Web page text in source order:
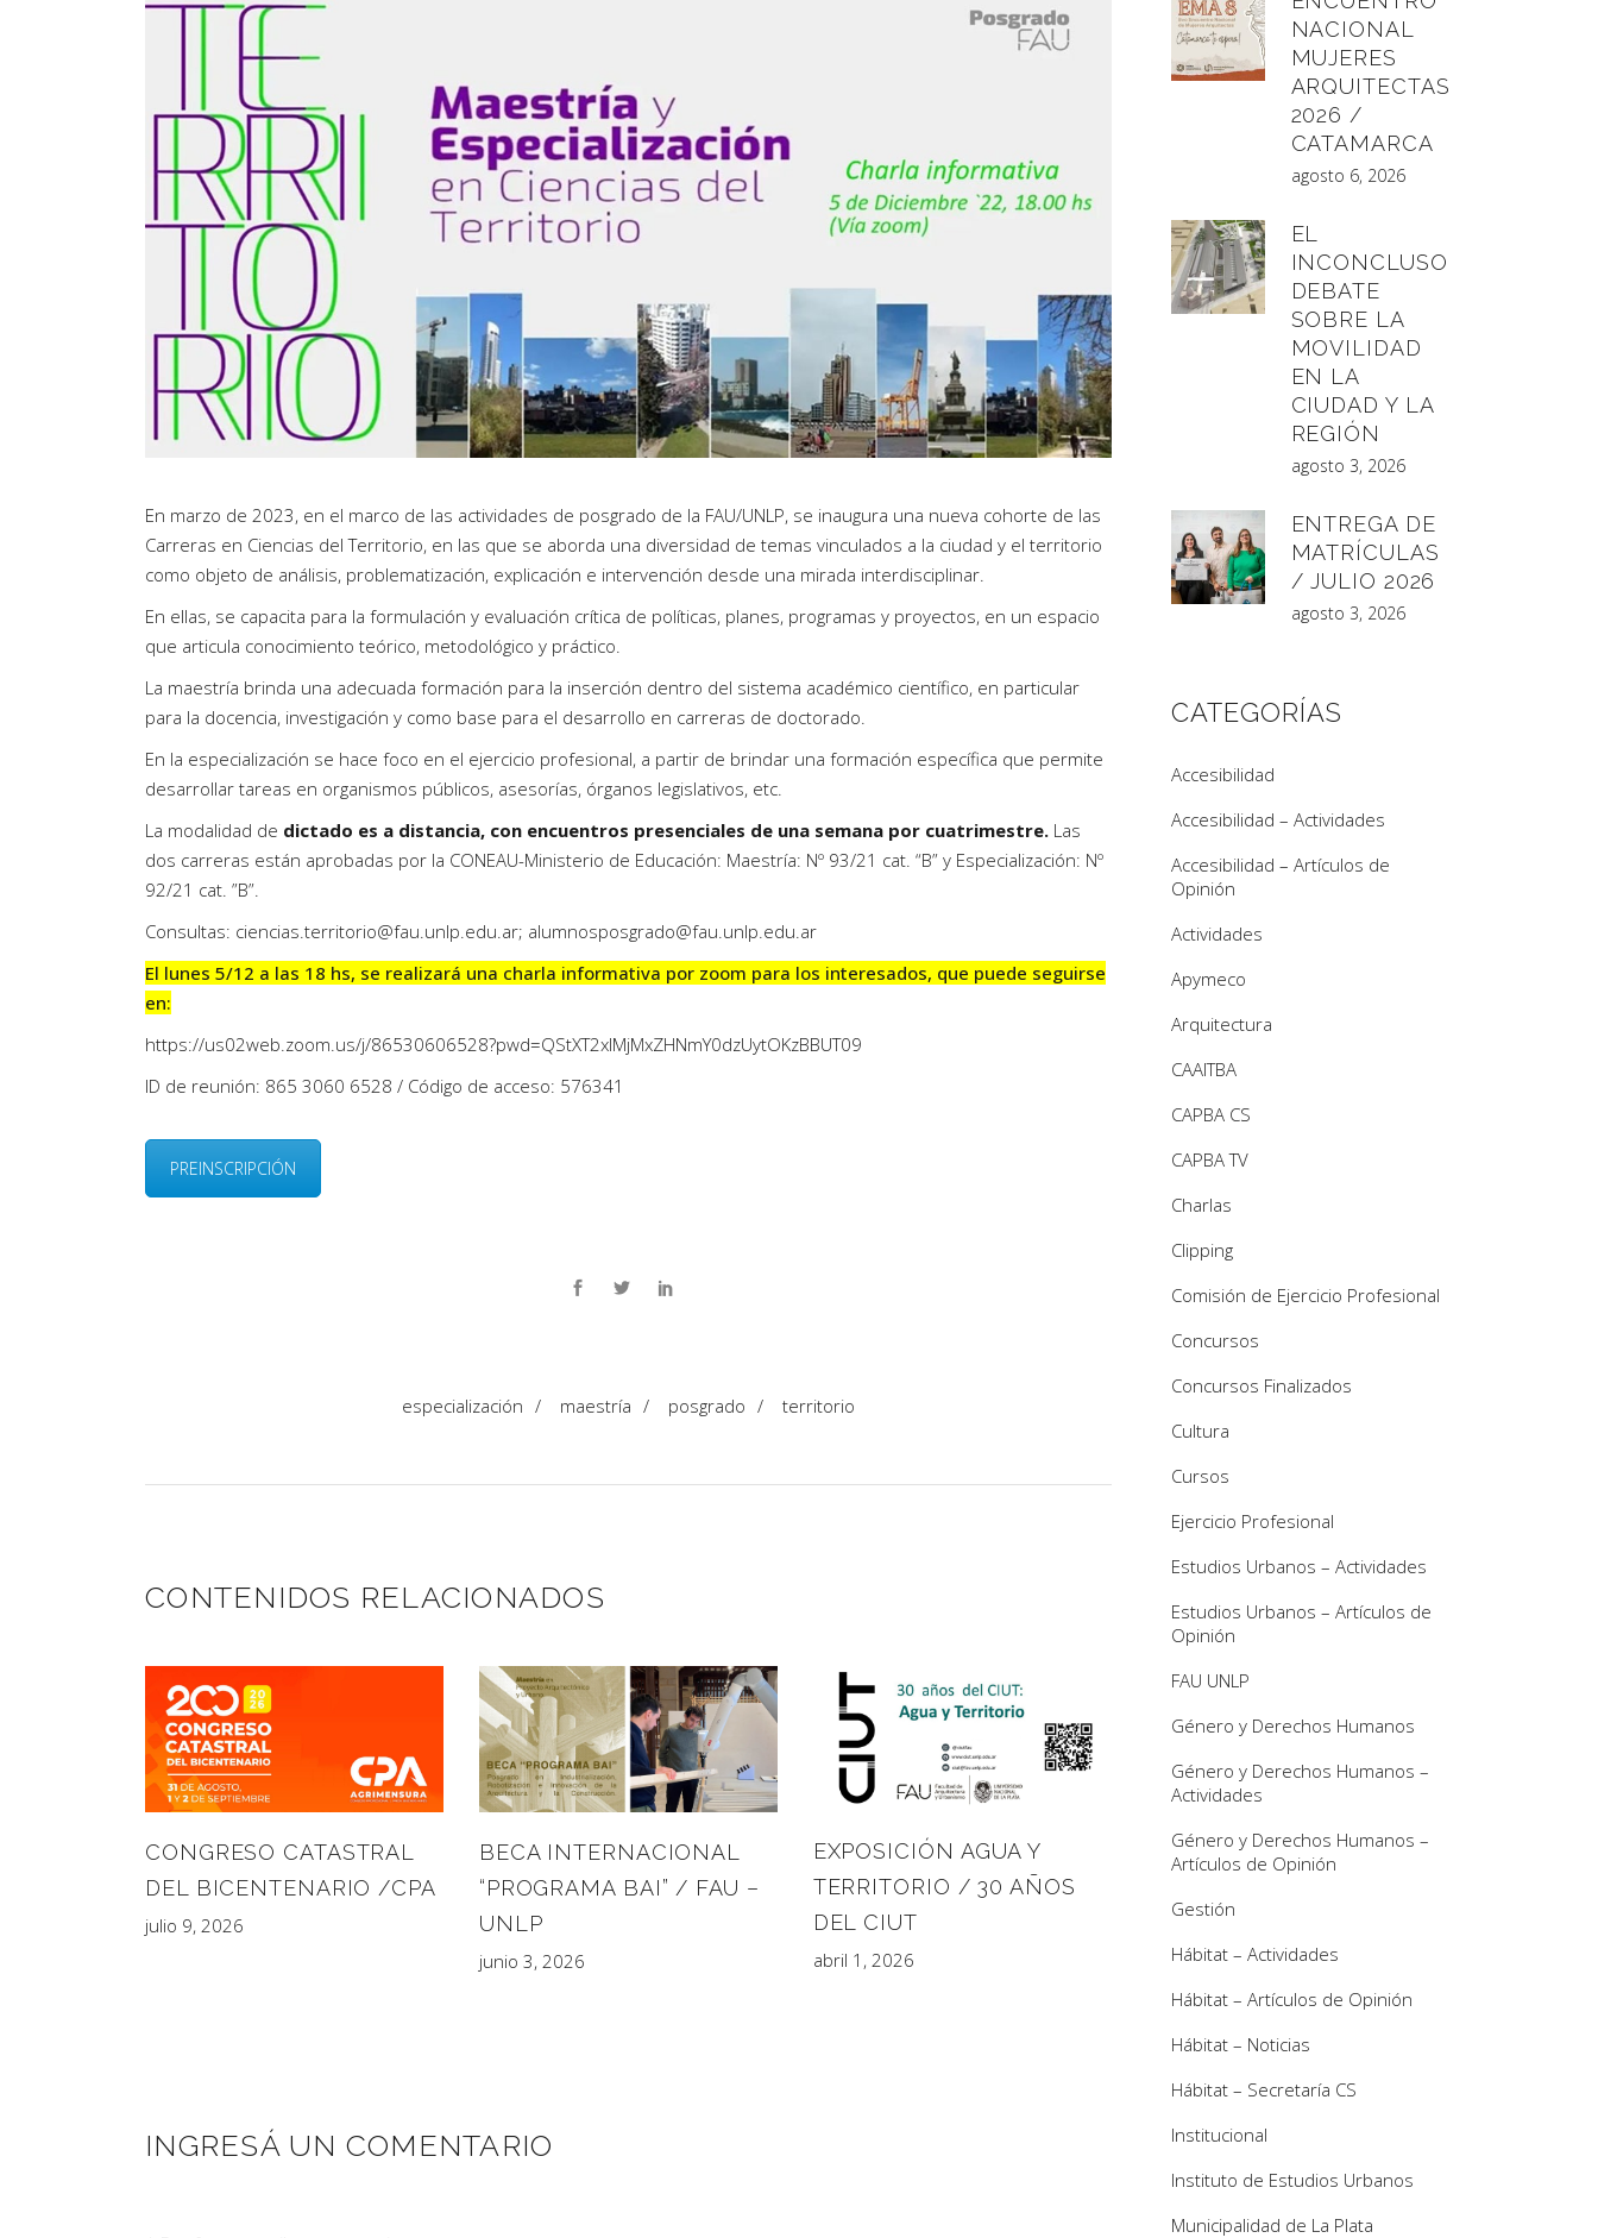
Artículos de Opinión
En marzo de 2023, en el marco de las actividades de posgrado de la FAU/UNLP, se inaugura una nueva cohorte de las
Carreras en Ciencias del Territorio, en las que se aborda una diversidad de temas vinculados a la ciudad y el territorio
como objeto de análisis, problematización, explicación e intervención desde una mirada interdisciplinar.
En ellas, se capacita para la formulación y evaluación crítica de políticas, planes, programas y proyectos, en un espacio
que articula conocimiento teórico, metodológico y práctico.
La maestría brinda una adecuada formación para la inserción dentro del sistema académico científico, en particular
para la docencia, investigación y como base para el desarrollo en carreras de doctorado.
En la especialización se hace foco en el ejercicio profesional, a partir de brindar una formación específica que permite
desarrollar tareas en organismos públicos, asesorías, órganos legislativos, etc.
La modalidad de dictado es a distancia, con encuentros presenciales de una semana por cuatrimestre. Las
dos carreras están aprobadas por la CONEAU-Ministerio de Educación: Maestría: Nº 93/21 cat. “B” y Especialización: Nº
92/21 cat. ”B”.
Consultas: ciencias.territorio@fau.unlp.edu.ar; alumnosposgrado@fau.unlp.edu.ar
El lunes 5/12 a las 18 hs, se realizará una charla informativa por zoom para los interesados, que puede seguirse
en:
https://us02web.zoom.us/j/86530606528?pwd=QStXT2xlMjMxZHNmY0dzUytOKzBBUT09
ID de reunión: 865 3060 6528 / Código de acceso: 576341
PREINSCRIPCIÓN
especialización / maestría / posgrado / territorio
CONTENIDOS RELACIONADOS
CONGRESO CATASTRAL
DEL BICENTENARIO /CPA
julio 9, 2026
BECA INTERNACIONAL
“PROGRAMA BAI” / FAU –
UNLP
junio 3, 2026
EXPOSICIÓN AGUA Y
TERRITORIO / 30 AÑOS
DEL CIUT
abril 1, 2026
INGRESÁ UN COMENTARIO
NACIONAL
MUJERES
ARQUITECTAS
2026 /
CATAMARCA
agosto 6, 2026
EL
INCONCLUSO
DEBATE
SOBRE LA
MOVILIDAD
EN LA
CIUDAD Y LA
REGIÓN
agosto 3, 2026
ENTREGA DE
MATRÍCULAS
/ JULIO 2026
agosto 3, 2026
CATEGORÍAS
Accesibilidad
Accesibilidad – Actividades
Accesibilidad – Artículos de
Opinión
Actividades
Apymeco
Arquitectura
CAAITBA
CAPBA CS
CAPBA TV
Charlas
Clipping
Comisión de Ejercicio Profesional
Concursos
Concursos Finalizados
Cultura
Cursos
Ejercicio Profesional
Estudios Urbanos – Actividades
Estudios Urbanos – Artículos de
Opinión
FAU UNLP
Género y Derechos Humanos
Género y Derechos Humanos –
Actividades
Género y Derechos Humanos –
Artículos de Opinión
Gestión
Hábitat – Actividades
Hábitat – Artículos de Opinión
Hábitat – Noticias
Hábitat – Secretaría CS
Institucional
Instituto de Estudios Urbanos
Municipalidad de La Plata